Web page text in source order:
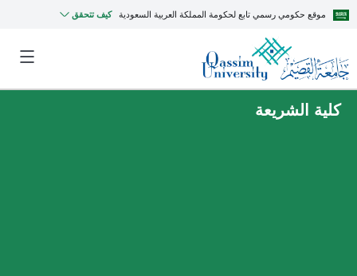
موقع حكومي رسمي تابع لحكومة المملكة العربية السعودية كيف تتحقق
كلية الشريعة